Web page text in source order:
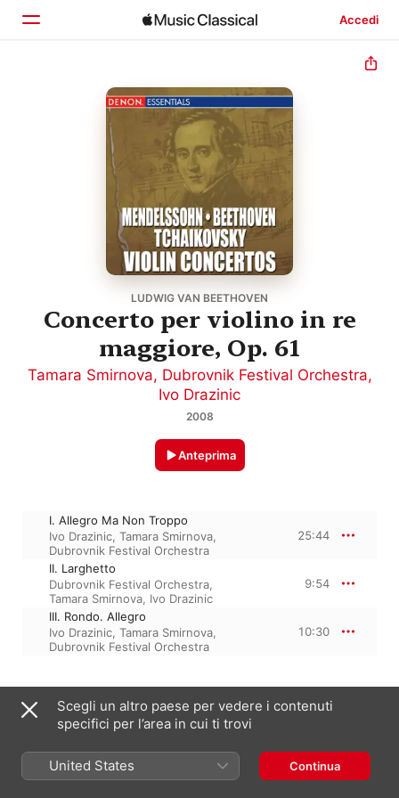
Accedi
LUDWIG VAN BEETHOVEN
Concerto per violino in re
maggiore, Op. 61
Tamara Smirnova, Dubrovnik Festival Orchestra,
Ivo Drazinic
2008
Anteprima
I. Allegro Ma Non Troppo
Ivo Drazinic, Tamara Smirnova,
Dubrovnik Festival Orchestra
25:44
II. Larghetto
Dubrovnik Festival Orchestra,
Tamara Smirnova, Ivo Drazinic
9:54
III. Rondo. Allegro
Ivo Drazinic, Tamara Smirnova,
Dubrovnik Festival Orchestra
10:30
10 novembre 2008
3 tracce, 46 minuti
℗ 2008 SLG, LLC
Scegli un altro paese per vedere i contenuti
specifici per l’area in cui ti trovi
United States Continua